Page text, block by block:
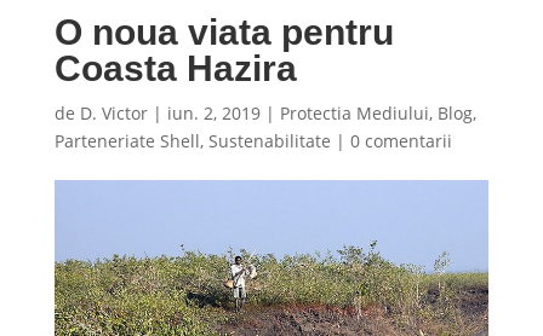
O noua viata pentru
Coasta Hazira
de D. Victor| iun. 2, 2019| Protectia Mediului, Blog,
Parteneriate Shell, Sustenabilitate | 0 comentarii